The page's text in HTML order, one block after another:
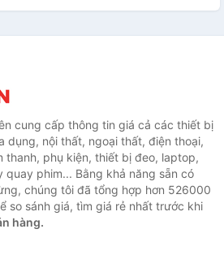
cung cấp thông tin giá cả các thiết bị
dụng, nội thất, ngoại thất, điện thoại,
thanh, phụ kiện, thiết bị đeo, laptop,
quay phim... Bằng khả năng sẵn có
chúng tôi đã tổng hợp hơn 526000
so sánh giá, tìm giá rẻ nhất trước khi
hàng.